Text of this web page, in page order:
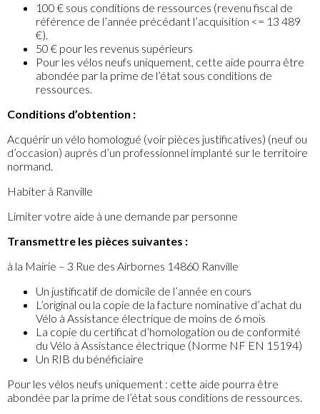
100 € sous conditions de ressources (revenu fiscal de
référence de l’année précédant l’acquisition <= 13 489
€).
50 € pour les revenus supérieurs
Pour les vélos neufs uniquement, cette aide pourra être
abondée par la prime de l’état sous conditions de
ressources.
Conditions d’obtention :
Acquérir un vélo homologué (voir pièces justificatives) (neuf ou
d’occasion) auprès d’un professionnel implanté sur le territoire
normand.
Habiter à Ranville
Limiter votre aide à une demande par personne
Transmettre les pièces suivantes :
à la Mairie – 3 Rue des Airbornes 14860 Ranville
Un justificatif de domicile de l’année en cours
L’original ou la copie de la facture nominative d’achat du
Vélo à Assistance électrique de moins de 6 mois
La copie du certificat d’homologation ou de conformité
du Vélo à Assistance électrique (Norme NF EN 15194)
Un RIB du bénéficiaire
Pour les vélos neufs uniquement : cette aide pourra être
abondée par la prime de l’état sous conditions de ressources.